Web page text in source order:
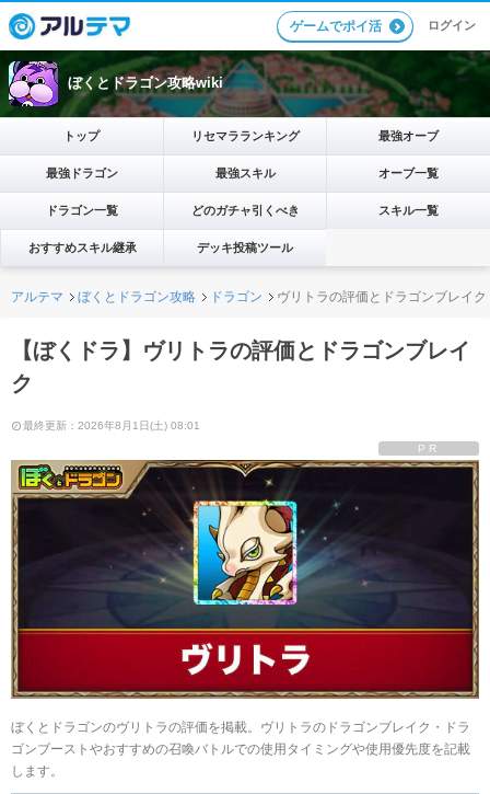
ゲームでポイ活 ログイン
ぼくとドラゴン攻略wiki
トップ リセマラランキング 最強オーブ
最強ドラゴン 最強スキル オーブ一覧
ドラゴン一覧 どのガチャ引くべき スキル一覧
おすすめスキル継承 デッキ投稿ツール
アルテマ ぼくとドラゴン攻略 ドラゴン ヴリトラの評価とドラゴンブレイク
【ぼくドラ】ヴリトラの評価とドラゴンブレイ
ク
最終更新：2026年8月1日(土) 08:01
PR
ぼくとドラゴンのヴリトラの評価を掲載。ヴリトラのドラゴンブレイク・ドラ
ゴンブーストやおすすめの召喚バトルでの使用タイミングや使用優先度を記載
します。